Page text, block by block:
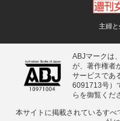
主婦と
ABJマークは
が、著作権者
サービスであ
6091713号）
らを御覧くだ
本サイトに掲載されているす